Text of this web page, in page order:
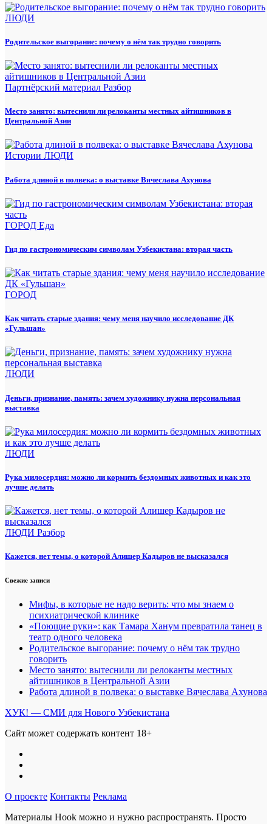
ЛЮДИ
Родительское выгорание: почему о нём так трудно говорить
Партнёрский материал Разбор
Место занято: вытеснили ли релоканты местных айтишников в
Центральной Азии
Истории ЛЮДИ
Работа длиной в полвека: о выставке Вячеслава Ахунова
ГОРОД Еда
Гид по гастрономическим символам Узбекистана: вторая часть
ГОРОД
Как читать старые здания: чему меня научило исследование ДК
«Гульшан»
ЛЮДИ
Деньги, признание, память: зачем художнику нужна персональная
выставка
ЛЮДИ
Рука милосердия: можно ли кормить бездомных животных и как это
лучше делать
ЛЮДИ Разбор
Кажется, нет темы, о которой Алишер Кадыров не высказался
Свежие записи
Мифы, в которые не надо верить: что мы знаем о
психиатрической клинике
«Поющие руки»: как Тамара Ханум превратила танец в
театр одного человека
Родительское выгорание: почему о нём так трудно
говорить
Место занято: вытеснили ли релоканты местных
айтишников в Центральной Азии
Работа длиной в полвека: о выставке Вячеслава Ахунова
ХУК! — СМИ для Нового Узбекистана
Сайт может содержать контент 18+
О проекте Контакты Реклама
Материалы Hook можно и нужно распространять. Просто